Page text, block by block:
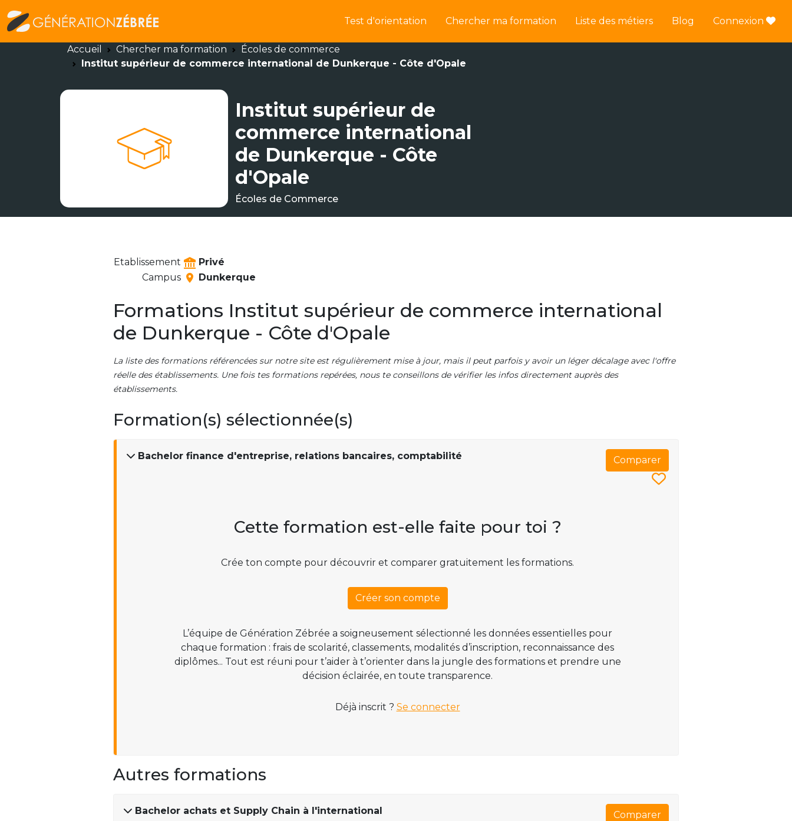
Test d'orientation Chercher ma formation Liste des métiers Blog Connexion
Accueil Chercher ma formation
Écoles de commerce
Institut supérieur de commerce international de Dunkerque - Côte d'Opale
Institut supérieur de
commerce international
de Dunkerque - Côte
d'Opale
Écoles de Commerce
Etablissement
Privé
Campus
Dunkerque
Formations Institut supérieur de commerce international
de Dunkerque - Côte d'Opale
La liste des formations référencées sur notre site est régulièrement mise à jour, mais il peut parfois y avoir un léger décalage avec l'offre
réelle des établissements. Une fois tes formations repérées, nous te conseillons de vérifier les infos directement auprès des
établissements.
Formation(s) sélectionnée(s)
Bachelor finance d'entreprise, relations bancaires, comptabilité Comparer
Cette formation est-elle faite pour toi ?
Crée ton compte pour découvrir et comparer gratuitement les formations.
Créer son compte
L’équipe de Génération Zébrée a soigneusement sélectionné les données essentielles pour
chaque formation : frais de scolarité, classements, modalités d’inscription, reconnaissance des
diplômes... Tout est réuni pour t’aider à t’orienter dans la jungle des formations et prendre une
décision éclairée, en toute transparence.
Déjà inscrit ? Se connecter
Autres formations
Bachelor achats et Supply Chain à l'international Comparer